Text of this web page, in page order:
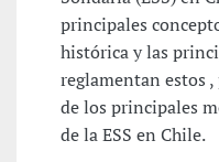
principales
histórica y las
reglamentan estos
de los principales
de la ESS en Chile.